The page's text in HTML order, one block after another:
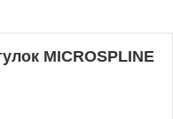
MICROSPLINE